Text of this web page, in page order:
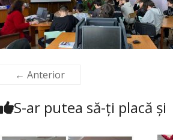
← Anterior
S-ar putea să-ți placă și